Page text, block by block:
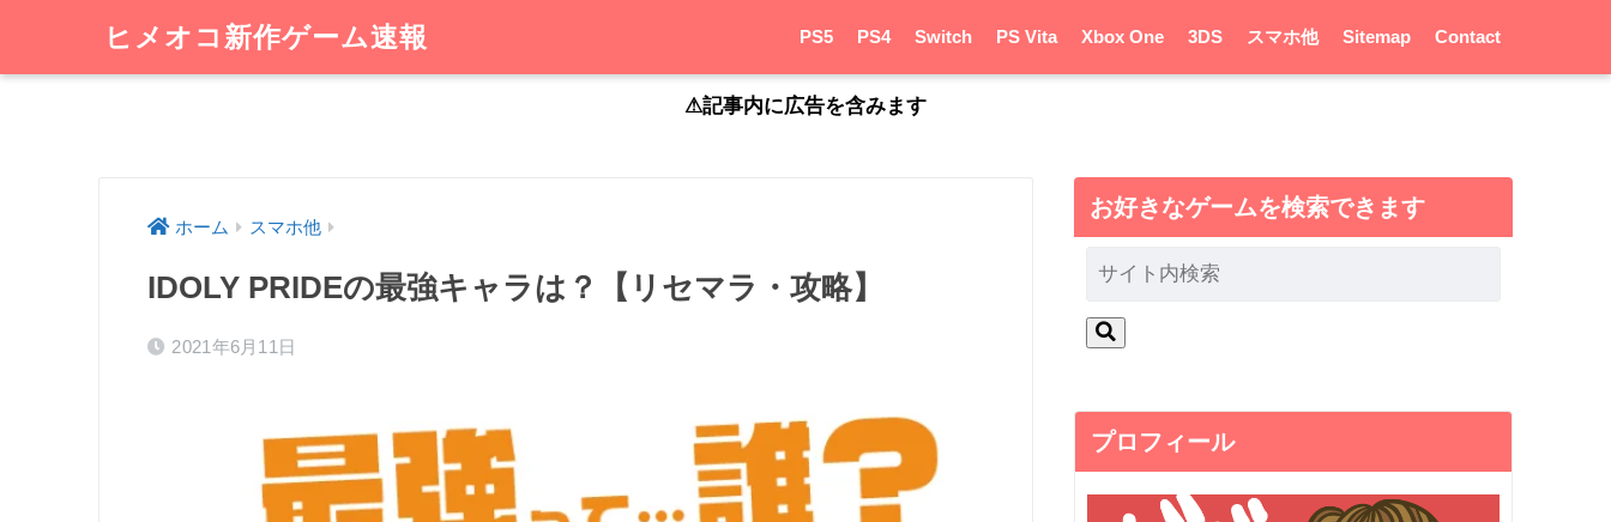
ヒメオコ新作ゲーム速報 PS5 PS4 Switch PS Vita Xbox One 3DS スマホ他 Sitemap Contact
⚠︎記事内に広告を含みます
ホーム スマホ他
IDOLY PRIDEの最強キャラは？【リセマラ・攻略】
2021年6月11日
お好きなゲームを検索できます
プロフィール